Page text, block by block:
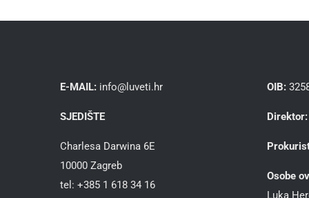
E-MAIL: info@luveti.hr
SJEDIŠTE
Charlesa Darwina 6E
10000 Zagreb
tel: +385 1 618 34 16
OIB:
Direktor:
Osobe